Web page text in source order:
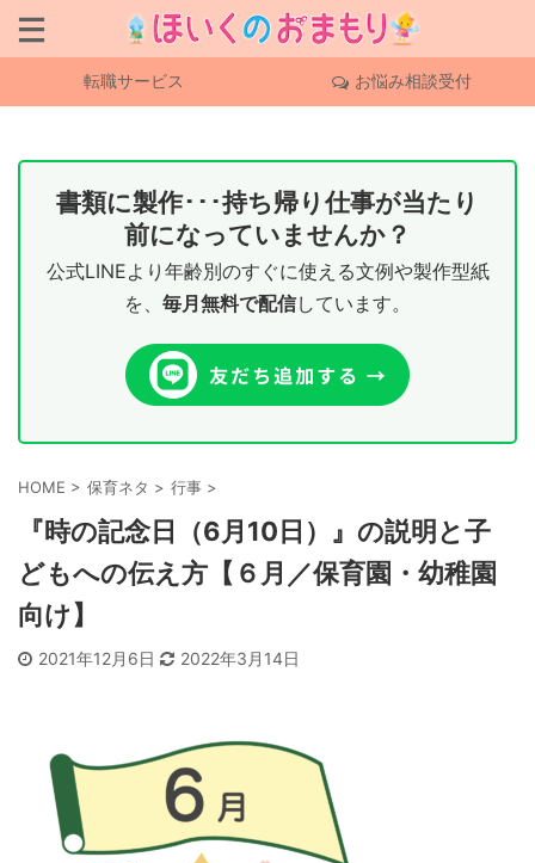
転職サービス お悩み相談受付
書類に製作･･･持ち帰り仕事が当たり
前になっていませんか？
公式LINEより年齢別のすぐに使える文例や製作型紙
を、 毎月無料で配信しています。
HOME > 保育ネタ > 行事 >
『時の記念日（6月10日）』の説明と子
どもへの伝え方【６月／保育園・幼稚園
向け】
2021年12月6日 2022年3月14日